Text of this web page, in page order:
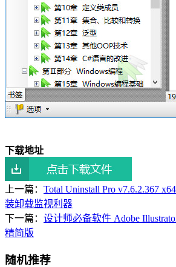
下载地址
上一篇： Total Uninstall Pro v7.6.2.367
装卸载监视利器
下一篇： 设计师必备软件 Adobe
精简版
随机推荐